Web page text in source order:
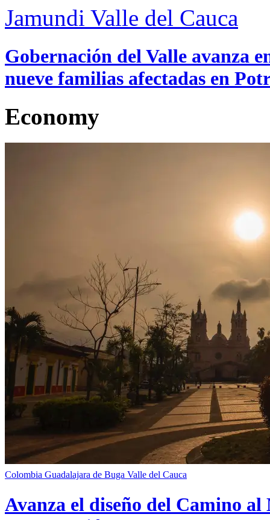
Jamundi Valle del Cauca
Gobernación del Valle avanza
nueve familias afectadas en
Economy
Colombia Guadalajara de Buga Valle del Cauca
Avanza el diseño del Camino